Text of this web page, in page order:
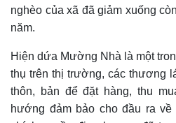
nghèo của xã đã giảm xuống
năm.
Hiện dứa Mường Nhà là một
thụ trên thị trường, các thương
thôn, bản để đặt hàng, thu
hướng đảm bảo cho đầu ra về